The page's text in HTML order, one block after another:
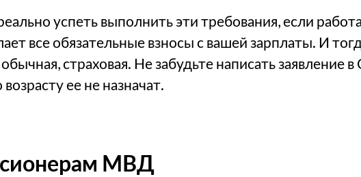
успеть выполнить эти требования, если
все обязательные взносы с вашей зарплаты. И
страховая. Не забудьте написать заявление
ее не назначат.
МВД